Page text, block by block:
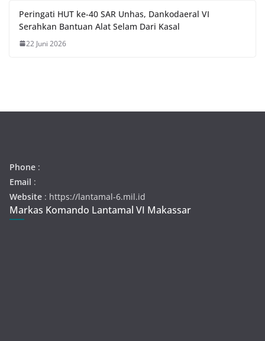
Peringati HUT ke-40 SAR Unhas, Dankodaeral VI
Serahkan Bantuan Alat Selam Dari Kasal
22 Juni 2026
Phone :
Email :
Website : https://lantamal-6.mil.id
Markas Komando Lantamal VI Makassar